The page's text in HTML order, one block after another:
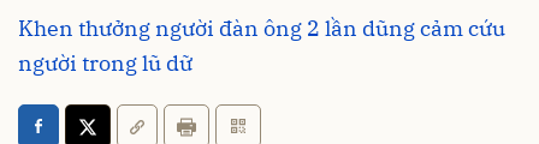
Khen thưởng người đàn ông 2 lần dũng cảm cứu
người trong lũ dữ